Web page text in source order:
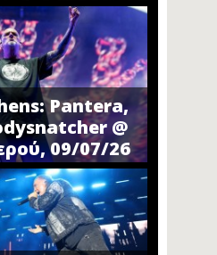
Pantera,
@
09/07/26